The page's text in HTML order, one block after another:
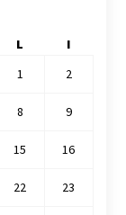
L
I
1
2
8 9
15 16
22 23